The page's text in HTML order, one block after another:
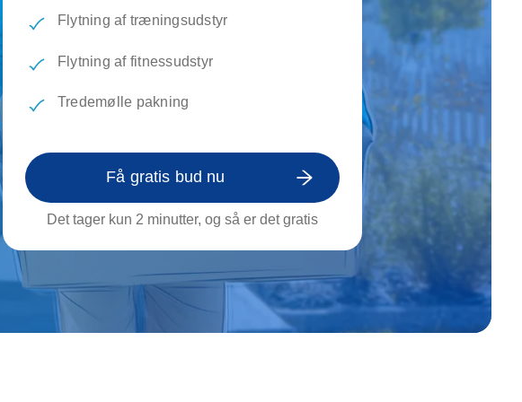
Udflytnings rengøring
Flytning af træningsudstyr
Flytning af fitnessudstyr
Tredemølle pakning
Få gratis bud nu
Det tager kun 2 minutter, og så er det gratis